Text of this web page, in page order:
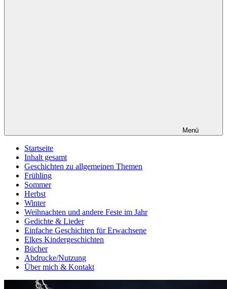
Menü
Startseite
Inhalt gesamt
Geschichten zu allgemeinen Themen
Frühling
Sommer
Herbst
Winter
Weihnachten und andere Feste im Jahr
Gedichte & Lieder
Einfache Geschichten für Erwachsene
Elkes Kindergeschichten
Bücher
Abdrucke/Nutzung
Über mich & Kontakt